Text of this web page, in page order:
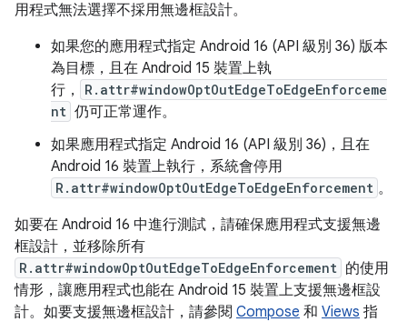
用程式無法選擇不採用無邊框設計。
如果您的應用程式指定 Android 16 (API 級別 36) 版本
為目標，且在 Android 15 裝置上執
行，
R.attr#windowOptOutEdgeToEdgeEnforceme
nt 仍可正常運作。
如果應用程式指定 Android 16 (API 級別 36)，且在
Android 16 裝置上執行，系統會停用
R.attr#windowOptOutEdgeToEdgeEnforcement 。
如要在 Android 16 中進行測試，請確保應用程式支援無邊
框設計，並移除所有
R.attr#windowOptOutEdgeToEdgeEnforcement 的使用
情形，讓應用程式也能在 Android 15 裝置上支援無邊框設
計。如要支援無邊框設計，請參閱 Compose 和 Views 指